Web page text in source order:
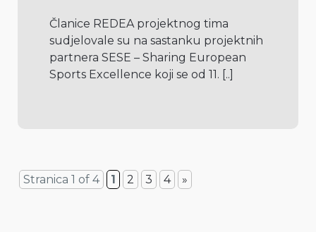
Članice REDEA projektnog tima
sudjelovale su na sastanku projektnih
partnera SESE – Sharing European
Sports Excellence koji se od 11. [..]
Stranica 1 of 4 1 2 3 4 »